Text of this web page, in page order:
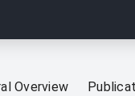
Overview